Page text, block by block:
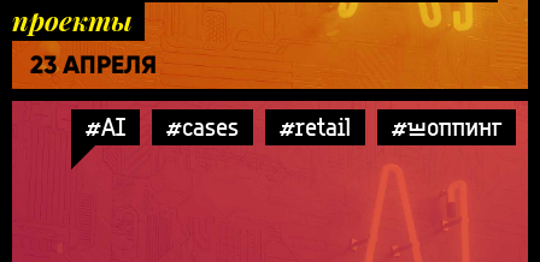
проекты
23 АПРЕЛЯ
#AI #cases #retail #шоппинг